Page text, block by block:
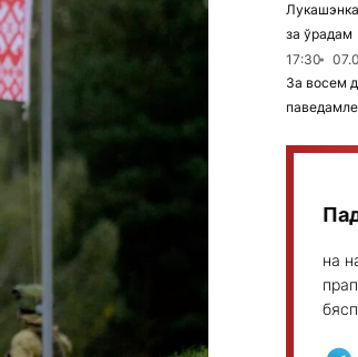
за ўрадам
17:30
За восем
на